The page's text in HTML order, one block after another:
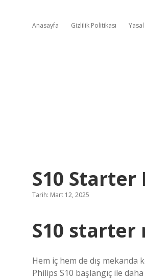
Anasayfa Gizlilik Politikası Yasal
S10 Starter
Tarih: Mart 12, 2025
S10 starter
Hem iç hem de dış mekanda
Philips S10 başlangıç ​​ile